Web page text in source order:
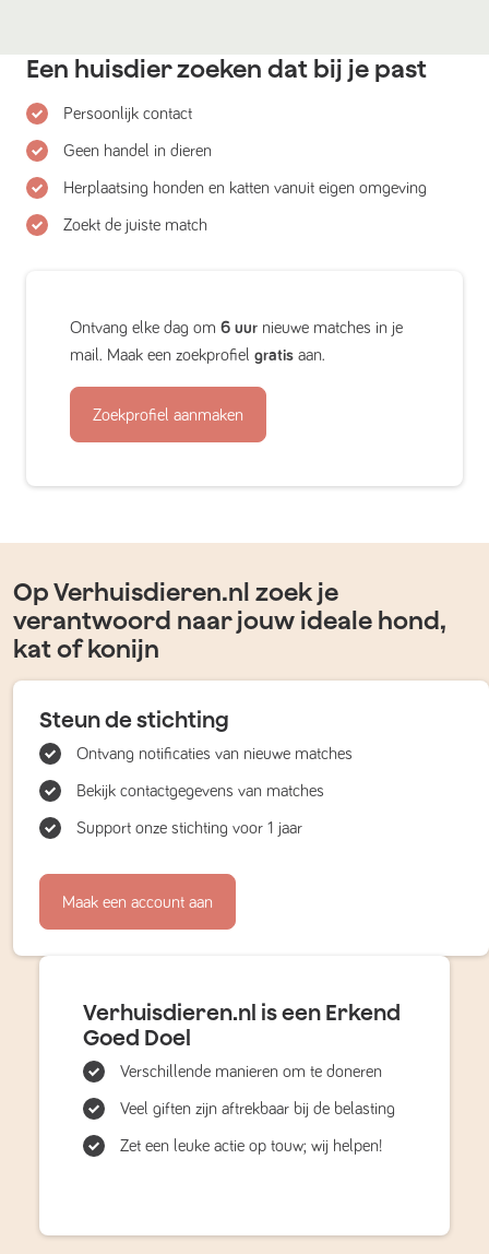
Een huisdier zoeken dat bij je past
Persoonlijk contact
Geen handel in dieren
Herplaatsing honden en katten vanuit eigen omgeving
Zoekt de juiste match
Ontvang elke dag om 6 uur nieuwe matches in je
mail. Maak een zoekprofiel gratis aan.
Zoekprofiel aanmaken
Op Verhuisdieren.nl zoek je
verantwoord naar jouw ideale hond,
kat of konijn
Steun de stichting
Ontvang notificaties van nieuwe matches
Bekijk contactgegevens van matches
Support onze stichting voor 1 jaar
Maak een account aan
Verhuisdieren.nl is een Erkend
Goed Doel
Verschillende manieren om te doneren
Veel giften zijn aftrekbaar bij de belasting
Zet een leuke actie op touw; wij helpen!